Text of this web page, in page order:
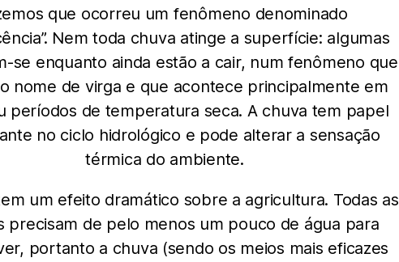
que ocorreu um fenômeno denominado
Nem toda chuva atinge a superfície: algumas
se enquanto ainda estão a cair, num fenômeno que
nome de virga e que acontece principalmente em
períodos de temperatura seca. A chuva tem papel
no ciclo hidrológico e pode alterar a sensação
térmica do ambiente.
um efeito dramático sobre a agricultura. Todas as
precisam de pelo menos um pouco de água para
portanto a chuva (sendo os meios mais eficazes